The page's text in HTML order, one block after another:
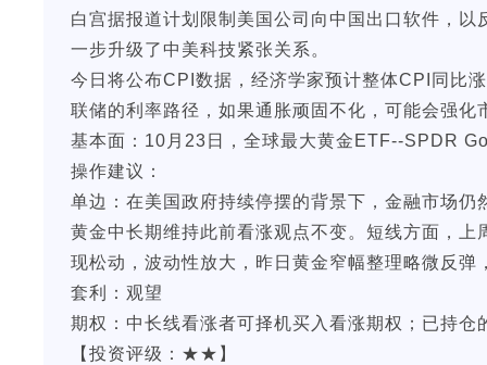
白宫据报道计划限制美国公司向中国出口软件，
一步升级了中美科技紧张关系。
今日将公布CPI数据，经济学家预计整体CPI同比
联储的利率路径，如果通胀顽固不化，可能会强
基本面：10月23日，全球最大黄金ETF--SPDR
操作建议：
单边：在美国政府持续停摆的背景下，金融市场
黄金中长期维持此前看涨观点不变。短线方面，
现松动，波动性放大，昨日黄金窄幅整理略微反弹
套利：观望
期权：中长线看涨者可择机买入看涨期权；已持
【投资评级：★★】